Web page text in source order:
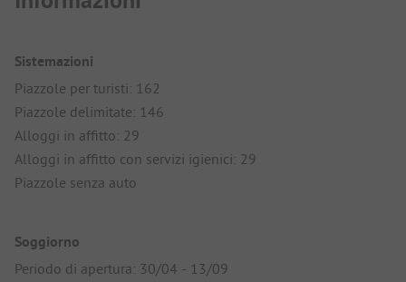
Sistemazioni
Piazzole per turisti: 162
Piazzole delimitate: 146
Alloggi in affitto: 29
Alloggi in affitto con servizi igienici: 29
Piazzole senza auto
Soggiorno
Periodo di apertura: 30/04 - 13/09